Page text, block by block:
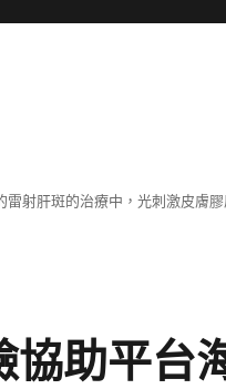
射肝斑的治療中，光刺激皮膚
協助平台